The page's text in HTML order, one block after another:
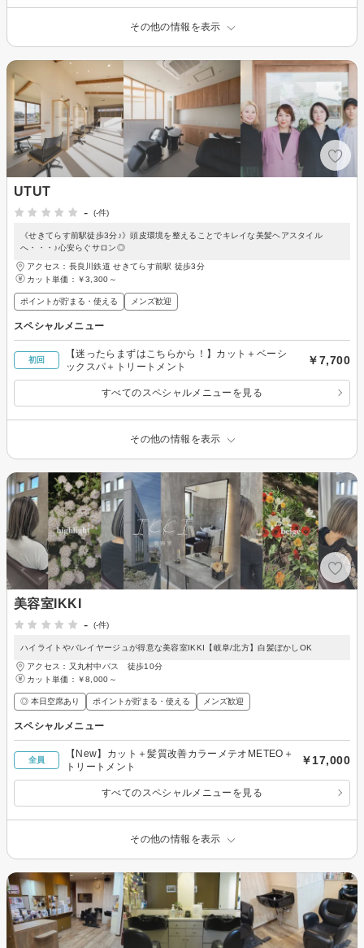
その他の情報を表示
UTUT
-
(-件)
《せきてらす前駅徒歩3分♪》頭皮環境を整えることでキレイな美髪ヘアスタイル
へ・・・♪心安らぐサロン◎
アクセス：長良川鉄道 せきてらす前駅 徒歩3分
カット単価： ￥3,300～
ポイントが貯まる・使える メンズ歓迎
スペシャルメニュー
初回
【迷ったらまずはこちらから！】カット＋ベーシ
ックスパ＋トリートメント
￥7,700
すべてのスペシャルメニューを見る
その他の情報を表示
美容室IKKI
-
(-件)
ハイライトやバレイヤージュが得意な美容室IKKI【岐阜/北方】白髪ぼかしOK
アクセス：又丸村中バス 徒歩10分
カット単価： ￥8,000～
◎ 本日空席あり ポイントが貯まる・使える メンズ歓迎
スペシャルメニュー
全員
【New】カット＋髪質改善カラーメテオMETEO＋
トリートメント
￥17,000
すべてのスペシャルメニューを見る
その他の情報を表示